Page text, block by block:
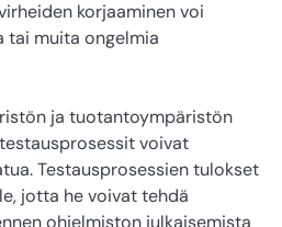
korjaaminen voi
tai muita ongelmia
ja tuotantoympäristön
voivat
Testausprosessien tulokset
jotta he voivat tehdä
ohjelmiston julkaisemista